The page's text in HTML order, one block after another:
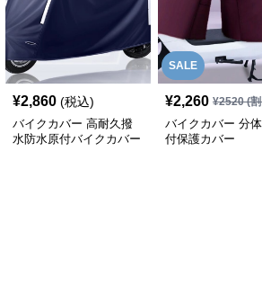
¥2,860 (税込)
バイクカバー 高耐久撥
水防水原付バイクカバー
SALE
¥2,260 ¥2520(割
バイクカバー 分
付保護カバー